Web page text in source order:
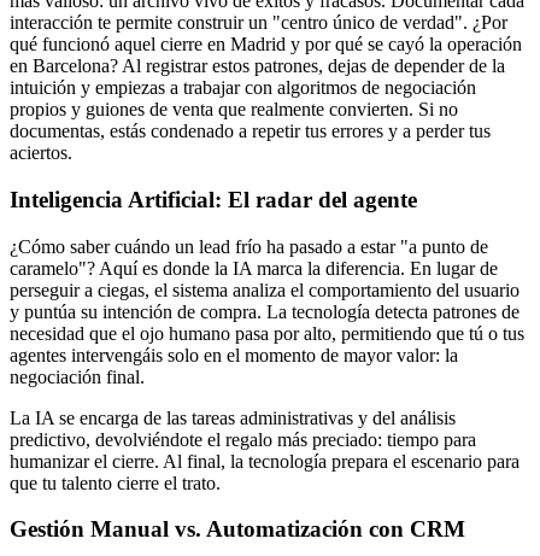
interacción te permite construir un "centro único de verdad". ¿Por
qué funcionó aquel cierre en Madrid y por qué se cayó la operación
en Barcelona? Al registrar estos patrones, dejas de depender de la
intuición y empiezas a trabajar con algoritmos de negociación
propios y guiones de venta que realmente convierten. Si no
documentas, estás condenado a repetir tus errores y a perder tus
aciertos.
Inteligencia Artificial: El radar del agente
¿Cómo saber cuándo un lead frío ha pasado a estar "a punto de
caramelo"? Aquí es donde la IA marca la diferencia. En lugar de
perseguir a ciegas, el sistema analiza el comportamiento del usuario
y puntúa su intención de compra. La tecnología detecta patrones de
necesidad que el ojo humano pasa por alto, permitiendo que tú o tus
agentes intervengáis solo en el momento de mayor valor: la
negociación final.
La IA se encarga de las tareas administrativas y del análisis
predictivo, devolviéndote el regalo más preciado: tiempo para
humanizar el cierre. Al final, la tecnología prepara el escenario para
que tu talento cierre el trato.
Gestión Manual vs. Automatización con CRM